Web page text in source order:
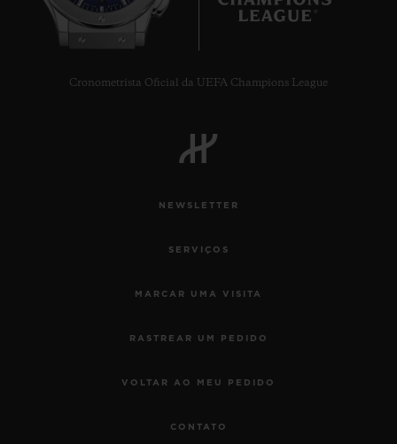
Cronometrista Oficial da UEFA Champions League
NEWSLETTER
SERVIÇOS
MARCAR UMA VISITA
RASTREAR UM PEDIDO
VOLTAR AO MEU PEDIDO
CONTATO